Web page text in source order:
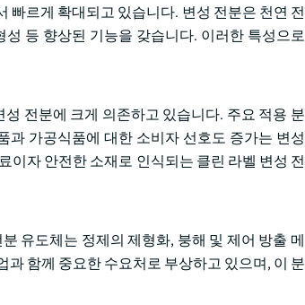
빠르게 확대되고 있습니다. 변성 전분은 천연 전
등 향상된 기능을 갖습니다. 이러한 특성으로
전분에 크게 의존하고 있습니다. 주요 적용 분
과 가공식품에 대한 소비자 선호도 증가는 변성
이자 안전한 소재로 인식되는 클린 라벨 변성 전
유도체는 정제의 제형화, 붕해 및 제어 방출 메
함께 중요한 수요처로 부상하고 있으며, 이 분